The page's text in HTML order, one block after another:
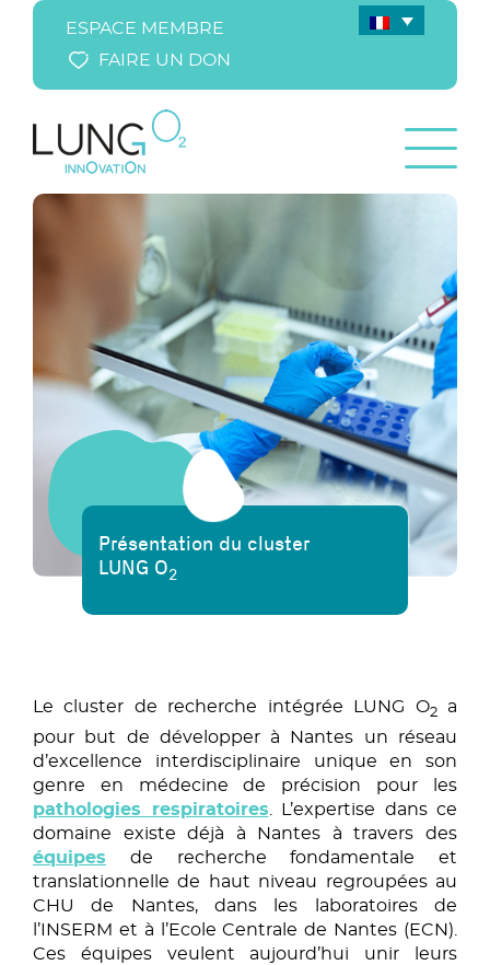
ESPACE MEMBRE
FAIRE UN DON
Présentation du cluster
LUNG O2
Le cluster de recherche intégrée LUNG O2a
pour but de développer à Nantes un réseau
d’excellence interdisciplinaire unique en son
genre en médecine de précision pour les
pathologies respiratoires . L’expertise dans ce
domaine existe déjà à Nantes à travers des
équipes de recherche fondamentale et
translationnelle de haut niveau regroupées au
CHU de Nantes, dans les laboratoires de
l’INSERM et à l’Ecole Centrale de Nantes (ECN).
Ces équipes veulent aujourd’hui unir leurs